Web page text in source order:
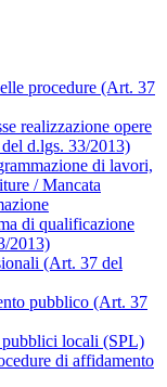
procedure (Art. 37
realizzazione opere
d.lgs. 33/2013)
di lavori,
/ Mancata
di qualificazione
2013)
(Art. 37 del
pubblico (Art. 37
locali (SPL)
di affidamento